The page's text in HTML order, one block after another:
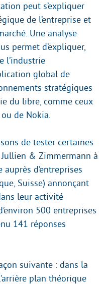
peut s’expliquer
de l’entreprise et
Une analyse
permet d’expliquer,
l’industrie
global de
stratégiques
du libre, comme ceux
ou de Nokia.
de tester certaines
& Zimmermann à
d’entreprises
Suisse) annonçant
leur activité
500 entreprises
141 réponses
suivante : dans la
plan théorique